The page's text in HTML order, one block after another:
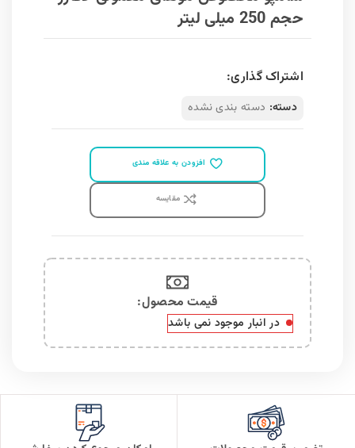
حجم 250 میلی لیتر
اشتراک گذاری:
دسته: دسته بندی نشده
افزودن به علاقه مندی
مقايسه
قیمت محصول:​
در انبار موجود نمی باشد